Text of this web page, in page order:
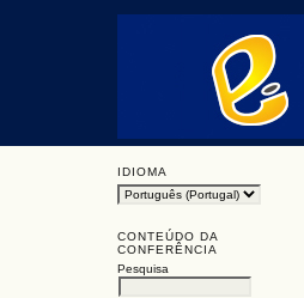
IDIOMA
CONTEÚDO DA
CONFERÊNCIA
Pesquisa